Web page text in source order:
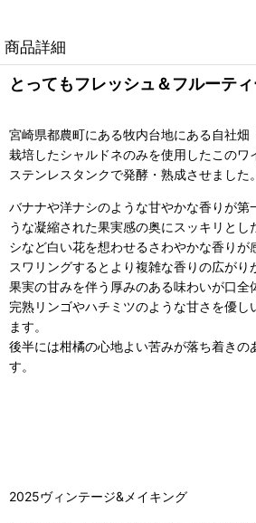
商品詳細
とってもフレッシュ＆フルーテ
宮崎県都農町にある牧内台地にある自社畑
栽培したシャルドネのみを使用したこのワ
ステンレスタンクで発酵・熟成させました。
バナナや洋ナシのような甘やかな香りが第
うな凝縮された果実感の奥にスッキリとし
シなど白い花を想わせるさわやかな香りが
スワリングするとより複雑な香りの広がり
果実の甘みを伴う厚みのある味わいが口全
完熟リンゴやハチミツのような甘さを優し
ます。
後半には柑橘の心地よい苦みが落ち着きの
す。
2025ヴィンテージ&メイキング